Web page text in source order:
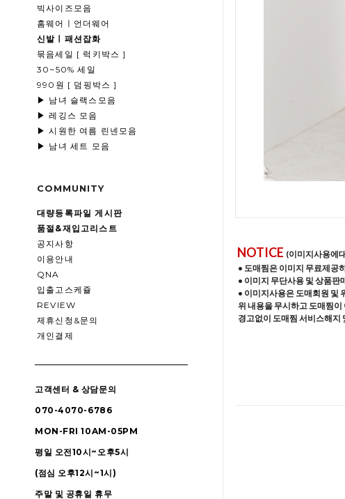
빅사이즈모음
홈웨어ㅣ언더웨어
신발ㅣ패션잡화
묶음세일 [ 럭키박스 ]
30~50% 세일
990원 [ 덤핑박스 ]
▶ 남녀 슬랙스모음
▶ 레깅스 모음
▶ 시원한 여름 린넨모음
▶ 남녀 세트 모음
COMMUNITY
대량등록파일 게시판
품절&재입고리스트
공지사항
이용안내
QNA
입출고스케쥴
REVIEW
제휴신청&문의
개인결제
고객센터 & 상담문의
070-4070-6786
MON-FRI 10AM-05PM
평일 오전10시~오후5시
(점심 오후12시~1시)
주말 및 공휴일 휴무
NOTICE (이미지사용에
• 도매찜은 이미지 무료제공
• 이미지 무단사용 및 상품판
• 이미지사용은 도매회원 및
위 내용을 무시하고 도매찜
경고없이 도매찜 서비스해지